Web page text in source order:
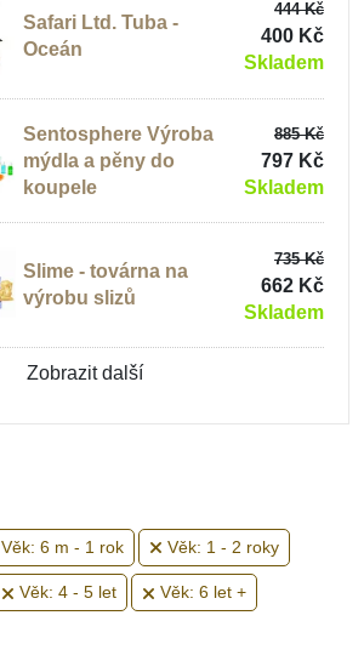
Praktický život
Hračky typu Montessori
Kreativní tvoření
Hračky od 6 měsíců
Safari Ltd. Tuba -
Oceán
444 Kč
400 Kč
Skladem
Sentosphere Výroba
mýdla a pěny do
koupele
885 Kč
797 Kč
Skladem
Slime - továrna na
výrobu slizů
735 Kč
662 Kč
Skladem
Zobrazit další
Věk: 6 m - 1 rok Věk: 1 - 2 roky
Věk: 4 - 5 let Věk: 6 let +